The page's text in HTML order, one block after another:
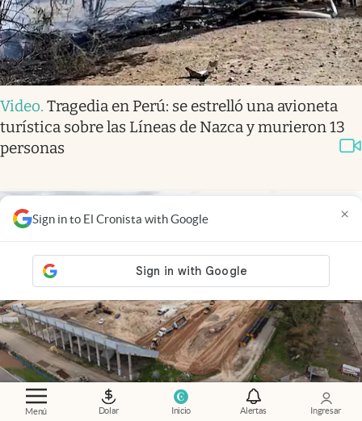
Menú Dolar Inicio Alertas Ingresar
Sign in to El Cronista with Google ×
Video. Tragedia en Perú: se estrelló una avioneta
turística sobre las Líneas de Nazca y murieron 13
personas
Cambios La megaobra que cambia el Autódromo y